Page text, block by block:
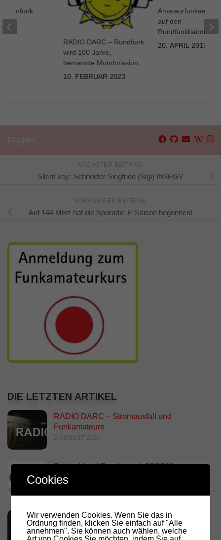
RADIO DARC – Rundfunk
wird 100 Jahre,
bemannte Mondmission
10. FEBRUAR 2023
auf den
Rundfunkbändern
20. APRIL 2015
NÄCHSTER BEITRAG
Silent key: Schneider Siegfried (Sigi) IN3EGV
VORHERIGER BEITRAG
Auf 144 MHz hat die Sporadic-E-Saison begonnen!
DIE LETZTEN ARTIKEL
RADIO DARC – Stromausfall und
Funkamateure
2. AUGUST 2026
Deutschland Rundspruch 30/2026
2. AUGUST 2026
Neues dashboard für APRS Digi
28. JULI 2026
Cookies
Wir verwenden Cookies. Wenn Sie das in
Ordnung finden, klicken Sie einfach auf "Alle
annehmen". Sie können auch wählen, welche